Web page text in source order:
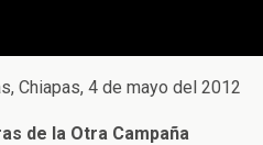
Chiapas, 4 de mayo del 2012
de la Otra Campaña